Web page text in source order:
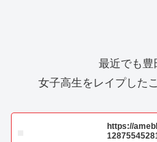
最近でも豊
女子高生をレイプした
https://